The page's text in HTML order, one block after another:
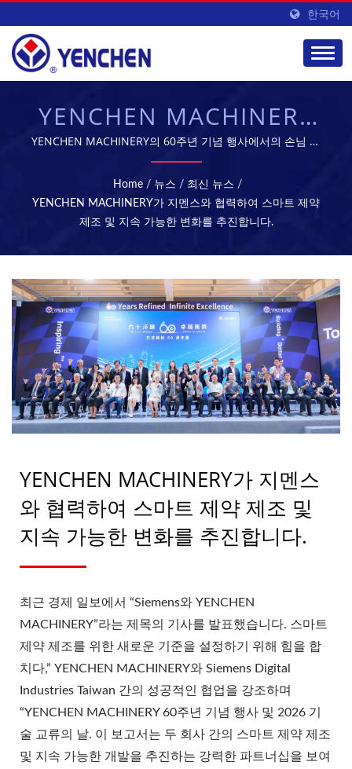
한국어
YENCHEN MACHINERY
가 SIEMENS와 협력하여
스마트 제약 제조 및 지속
가능한 변화를 추진합니다
약 제조 장비 | YENCHEN
YENCHEN MACHINERY의 60주년 기념 행사에서의 손님 및
참가자 단체 사진 | YENCHEN MACHINERY CO., LTD.는 60
년 동안 제약 기계 제조에 전문화되어 있습니다.
Home / 뉴스 / 최신 뉴스 /
YENCHEN MACHINERY가 지멘스와 협력하여 스마트 제약
제조 및 지속 가능한 변화를 추진합니다.
YENCHEN MACHINERY가 지멘스
와 협력하여 스마트 제약 제조 및
지속 가능한 변화를 추진합니다.
최근 경제 일보에서 “Siemens와 YENCHEN
MACHINERY”라는 제목의 기사를 발표했습니다. 스마트
제약 제조를 위한 새로운 기준을 설정하기 위해 힘을 합
치다,” YENCHEN MACHINERY와 Siemens Digital
Industries Taiwan 간의 성공적인 협업을 강조하며
“YENCHEN MACHINERY 60주년 기념 행사 및 2026 기
술 교류의 날. 이 보고서는 두 회사 간의 스마트 제약 제조
및 지속 가능한 개발을 추진하는 강력한 파트너십을 보여